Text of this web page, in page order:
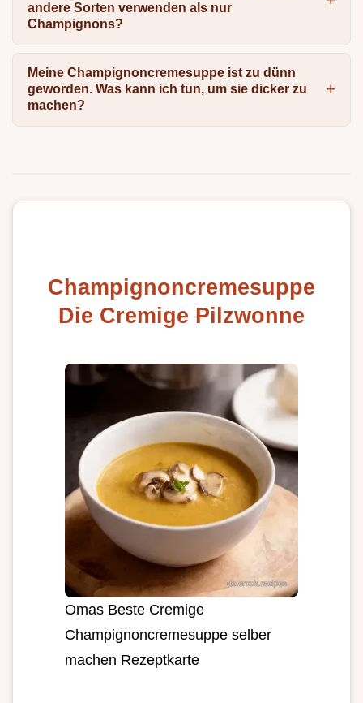
andere Sorten verwenden als nur
Champignons?
Meine Champignoncremesuppe ist zu dünn
geworden. Was kann ich tun, um sie dicker zu
machen?
Champignoncremesuppe
Die Cremige Pilzwonne
Omas Beste Cremige
Champignoncremesuppe selber
machen Rezeptkarte